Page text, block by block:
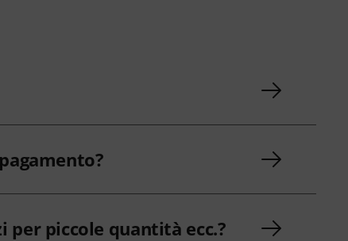
per piccole quantità ecc.?